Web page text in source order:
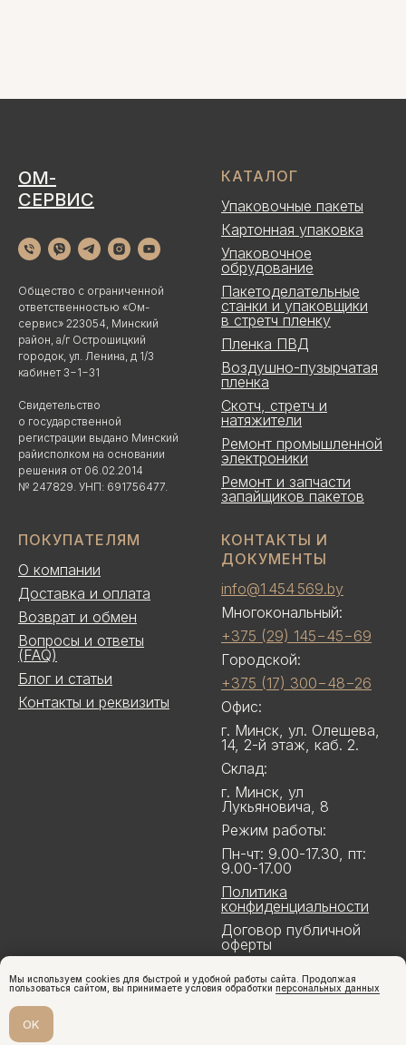
Мы используем cookies для быстрой и удобной работы сайта. Продолжая
пользоваться сайтом, вы принимаете условия обработки персональных данных
OK
ОМ-
СЕРВИС
Общество с ограниченной
ответственностью «Ом-
сервис» 223054, Минский
район, а/г Острошицкий
городок, ул. Ленина, д 1/3
кабинет 3−1−31
Свидетельство
о государственной
регистрации выдано Минский
райисполком на основании
решения от 06.02.2014
№ 247829. УНП: 691756477.
КАТАЛОГ
Упаковочные пакеты
Картонная упаковка
Упаковочное
обрудование
Пакетоделательные
станки и упаковщики
в стретч пленку
Пленка ПВД
Воздушно-пузырчатая
пленка
Скотч, стретч и
натяжители
Ремонт промышленной
электроники
Ремонт и запчасти
запайщиков пакетов
ПОКУПАТЕЛЯМ
О компании
Доставка и оплата
Возврат и обмен
Вопросы и ответы
(FAQ)
Блог и статьи
Контакты и реквизиты
КОНТАКТЫ И
ДОКУМЕНТЫ
info@1 454 569.by
Многокональный:
+375 (29) 145−45−69
Городской:
+375 (17) 300−48−26
Офис:
г. Минск, ул. Олешева,
14, 2-й этаж, каб. 2.
Склад:
г. Минск, ул
Лукьяновича, 8
Режим работы:
Пн-чт: 9.00-17.30, пт:
9.00-17.00
Политика
конфиденциальности
Договор публичной
оферты